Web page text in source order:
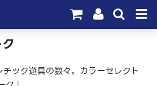
ック遊具の数々。カラーセレクト